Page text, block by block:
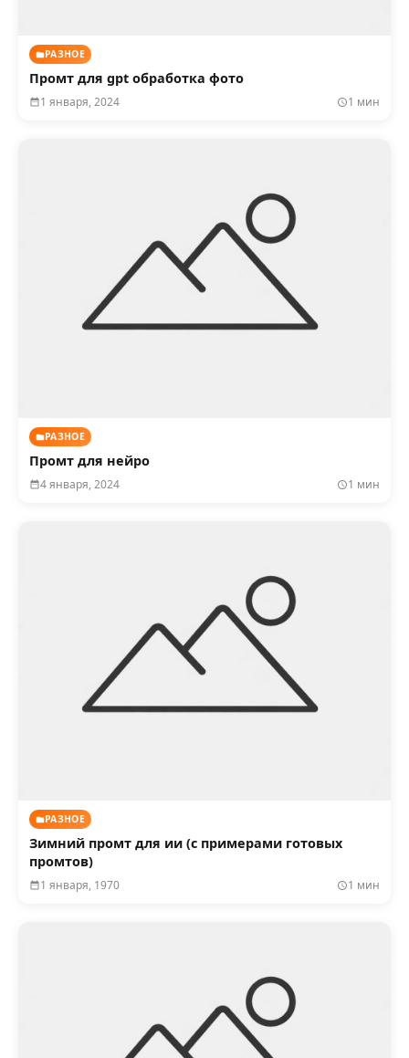
РАЗНОЕ
Промт для gpt обработка фото
1 января, 2024 1 мин
РАЗНОЕ
Промт для нейро
4 января, 2024 1 мин
РАЗНОЕ
Зимний промт для ии (с примерами готовых
промтов)
1 января, 1970 1 мин